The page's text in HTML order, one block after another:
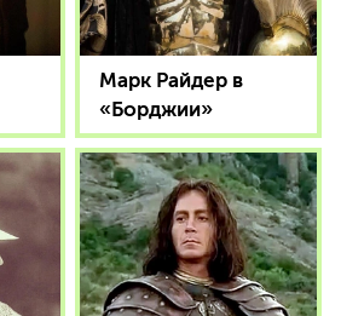
Марк Райдер в
«Борджии»